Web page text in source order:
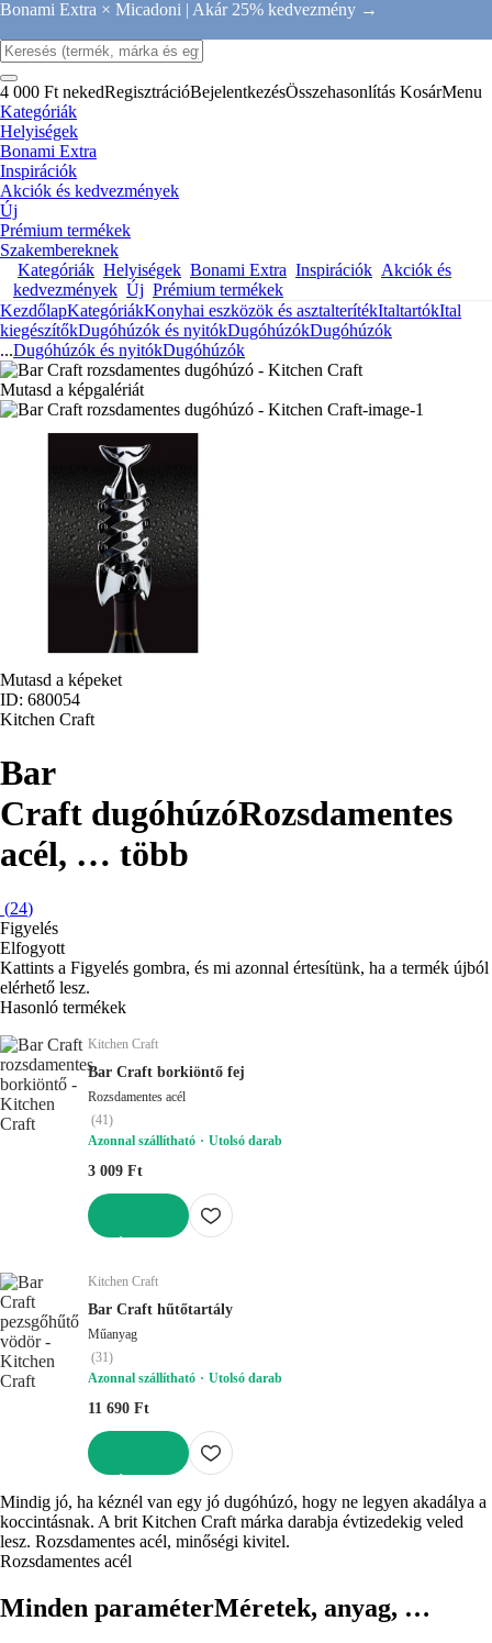
Bonami Extra × Micadoni | Akár 25% kedvezmény →
4 000 Ft nekedRegisztrációBejelentkezésÖsszehasonlítás KosárMenu
Kategóriák
Helyiségek
Bonami Extra
Inspirációk
Akciók és kedvezmények
Új
Prémium termékek
Szakembereknek
Kategóriák Helyiségek Bonami Extra Inspirációk Akciók és
kedvezmények Új Prémium termékek
KezdőlapKategóriákKonyhai eszközök és asztalterítékItaltartókItal
kiegészítőkDugóhúzók és nyitókDugóhúzókDugóhúzók
...Dugóhúzók és nyitókDugóhúzók
Mutasd a képgalériát
Mutasd a képeket
ID: 680054
Kitchen Craft
Bar
Craft dugóhúzóRozsdamentes
acél, … több
(24)
Figyelés
Elfogyott
Kattints a Figyelés gombra, és mi azonnal értesítünk, ha a termék újból
elérhető lesz.
Hasonló termékek
Kitchen Craft
Bar Craft borkiöntő fej
Rozsdamentes acél
(41)
Azonnal szállítható
Utolsó darab
3 009 Ft
Kitchen Craft
Bar Craft hűtőtartály
Műanyag
(31)
Azonnal szállítható
Utolsó darab
11 690 Ft
Mindig jó, ha kéznél van egy jó dugóhúzó, hogy ne legyen akadálya a
koccintásnak. A brit Kitchen Craft márka darabja évtizedekig veled
lesz. Rozsdamentes acél, minőségi kivitel.
Rozsdamentes acél
Minden paraméterMéretek, anyag, …